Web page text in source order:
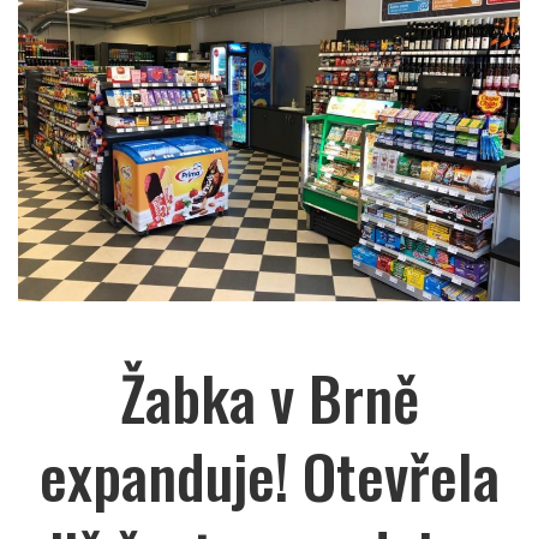
Žabka v Brně
expanduje! Otevřela